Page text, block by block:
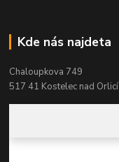
Kde nás najdeta
Chaloupkova 749
517 41 Kostelec nad Orlicí